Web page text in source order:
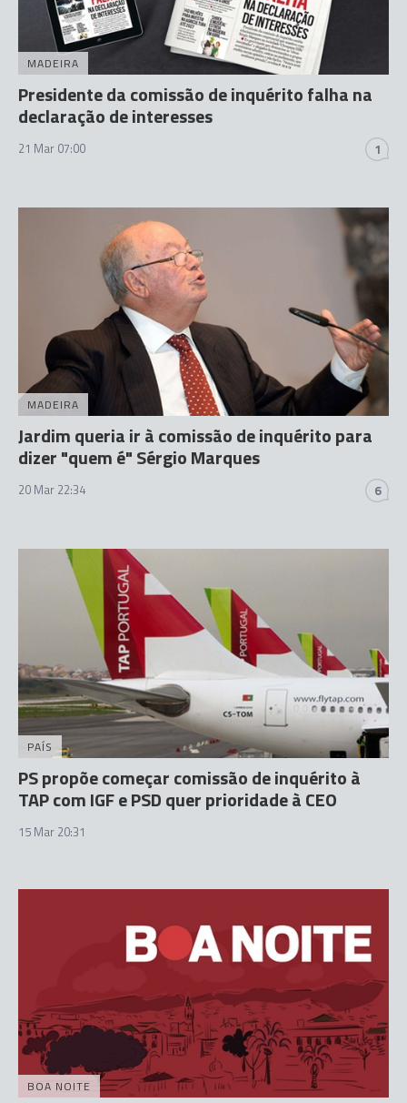
MADEIRA
Presidente da comissão de inquérito falha na
declaração de interesses
21 Mar 07:00 1
MADEIRA
Jardim queria ir à comissão de inquérito para
dizer "quem é" Sérgio Marques
20 Mar 22:34 6
PAÍS
PS propõe começar comissão de inquérito à
TAP com IGF e PSD quer prioridade à CEO
15 Mar 20:31
BOA NOITE